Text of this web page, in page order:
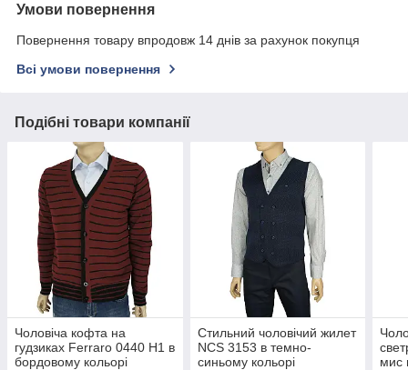
Умови повернення
Повернення товару впродовж 14 днів за рахунок покупця
Всі умови повернення
Подібні товари компанії
Чоловіча кофта на
гудзиках Ferraro 0440 Н1 в
бордовому кольорі
Стильний чоловічий жилет
NCS 3153 в темно-
синьому кольорі
мис